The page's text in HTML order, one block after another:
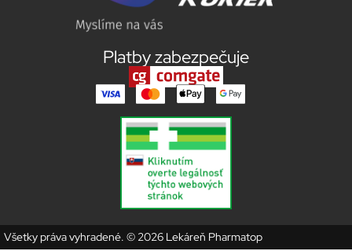
Platby zabezpečuje
Všetky práva vyhradené. © 2026 Lekáreň Pharmatop